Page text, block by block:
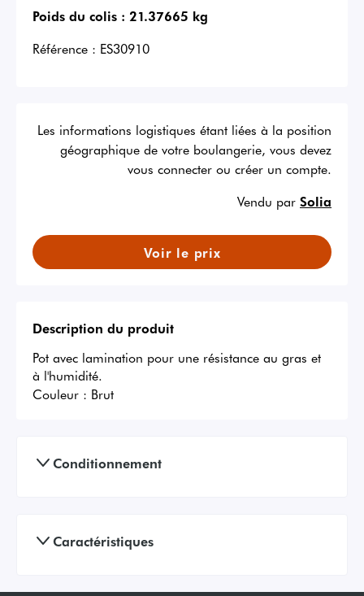
Poids du colis : 21.37665 kg
Référence : ES30910
Les informations logistiques étant liées à la position
géographique de votre boulangerie, vous devez
vous connecter ou créer un compte.
Vendu par Solia
Voir le prix
Description du produit
Pot avec lamination pour une résistance au gras et
à l'humidité.
Couleur : Brut
Conditionnement
Caractéristiques